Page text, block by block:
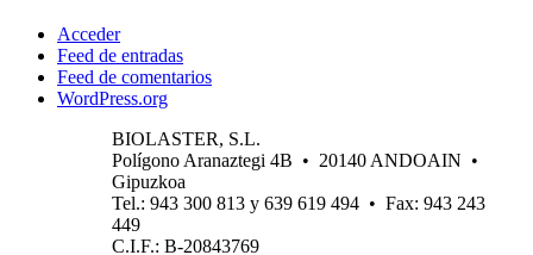
Acceder
Feed de entradas
Feed de comentarios
WordPress.org
BIOLASTER, S.L.
Polígono Aranaztegi 4B • 20140 ANDOAIN •
Gipuzkoa
Tel.: 943 300 813 y 639 619 494 • Fax: 943 243
449
C.I.F.: B-20843769